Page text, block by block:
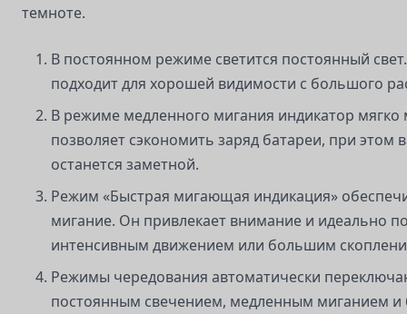
темноте.
В постоянном режиме светится постоянный
подходит для хорошей видимости с большого
В режиме медленного мигания индикатор мягко
позволяет сэкономить заряд батареи, при этом
останется заметной.
Режим «Быстрая мигающая индикация»
мигание. Он привлекает внимание и идеально
интенсивным движением или большим
Режимы чередования автоматически
постоянным свечением, медленным миганием